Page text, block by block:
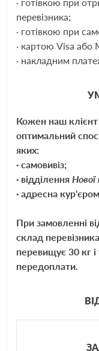
перевізника;
· готівкою при
· картою Visa або
· накладним
Кожен наш клієнт
оптимальний
яких:
· самовивіз;
· відділення
· адресна кур'єром.
При замовленні
склад
перевищує 30 кг і
передоплати.